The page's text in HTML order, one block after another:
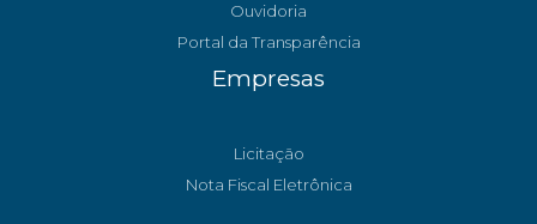
Ouvidoria
Portal da Transparência
Empresas
Licitação
Nota Fiscal Eletrônica